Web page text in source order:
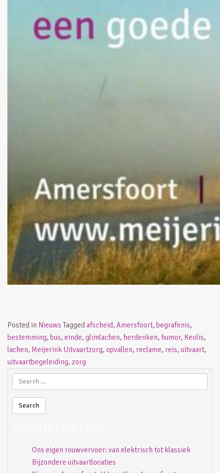
Posted in Nieuws Taggedafscheid, Amersfoort, begrafenis,
bestemming, bus, einde, glimlachen, herdenken, humor, Keolis,
lachen, Meijerink Uitvaartzorg, opvallen, reclame, reis, uitvaart,
uitvaartbegeleiding, zorg
Ons eigen rouwvervoer: van elektrisch tot klassiek
Bijzondere uitvaartlocaties